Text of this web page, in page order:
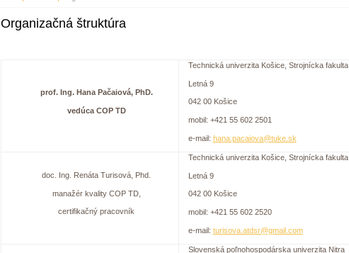
Organizačná štruktúra
prof. Ing. Hana Pačaiová, PhD.
vedúca COP TD
Technická univerzita Košice, Strojnícka fakulta
Letná 9
042 00 Košice
mobil: +421 55 602 2501
e-mail: hana.pacaiova@tuke.sk
doc. Ing. Renáta Turisová, Phd.
manažér kvality COP TD,
certifikačný pracovník
Technická univerzita Košice, Strojnícka fakulta
Letná 9
042 00 Košice
mobil: +421 55 602 2520
e-mail: turisova.atdsr@gmail.com
Slovenská poľnohospodárska univerzita Nitra